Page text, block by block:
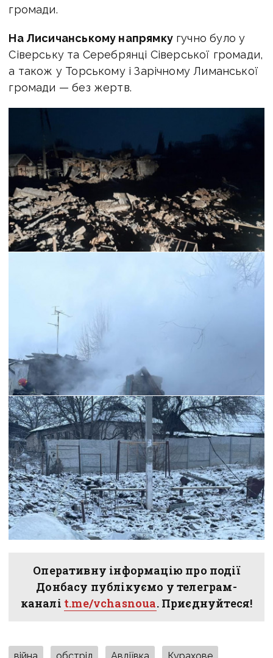
громади.
На Лисичанському напрямкугучно було у
Сіверську та Серебрянці Сіверської громади,
а також у Торському і Зарічному Лиманської
громади — без жертв.
Оперативну інформацію про події
Донбасу публікуємо у телеграм-
каналі t.me/vchasnoua. Приєднуйтеся!